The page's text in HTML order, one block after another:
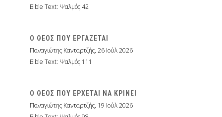
Bible Text: Ψαλμός 42
Ο ΘΕΟΣ ΠΟΥ ΕΡΓΑΖΕΤΑΙ
Παναγιώτης Κανταρτζής, 26 Ιούλ 2026
Bible Text: Ψαλμός 111
Ο ΘΕΟΣ ΠΟΥ ΕΡΧΕΤΑΙ ΝΑ ΚΡΙΝΕΙ
Παναγιώτης Κανταρτζής, 19 Ιούλ 2026